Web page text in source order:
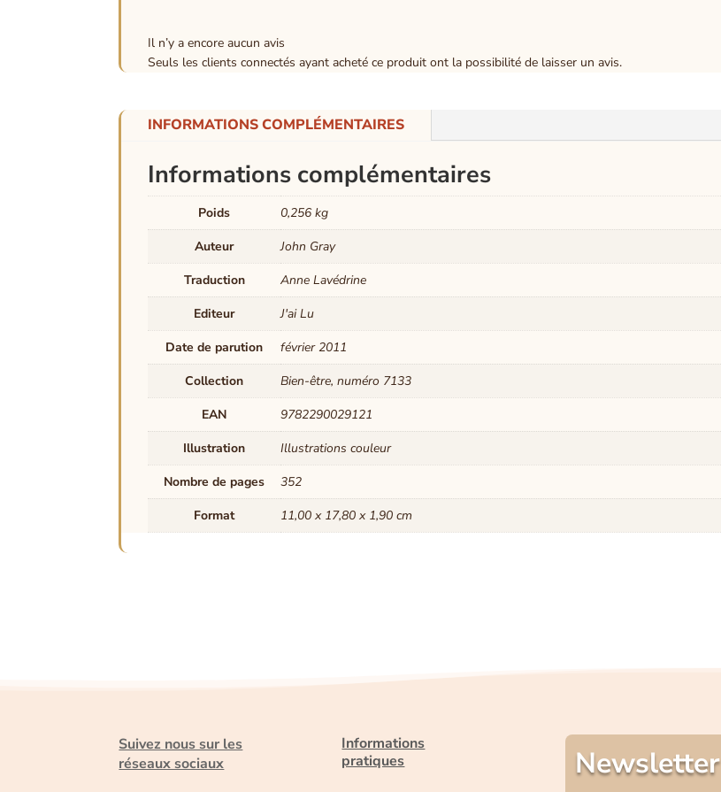
Il n’y a encore aucun avis
Seuls les clients connectés ayant acheté ce produit ont la possibilité de laisser un avis.
INFORMATIONS COMPLÉMENTAIRES
Informations complémentaires
Poids
0,256 kg
Auteur
John Gray
Traduction
Anne Lavédrine
Editeur
J'ai Lu
Date de parution
février 2011
Collection
Bien-être, numéro 7133
EAN
9782290029121
Illustration
Illustrations couleur
Nombre de pages
352
Format
11,00 x 17,80 x 1,90 cm
Suivez nous sur les
réseaux sociaux
Informations
pratiques
Newsletter